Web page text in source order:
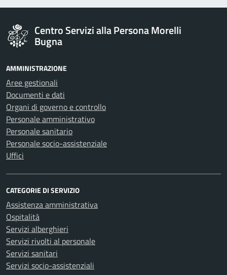
Centro Servizi alla Persona Morelli
Bugna
AMMINISTRAZIONE
Aree gestionali
Documenti e dati
Organi di governo e controllo
Personale amministrativo
Personale sanitario
Personale socio-assistenziale
Uffici
CATEGORIE DI SERVIZIO
Assistenza amministrativa
Ospitalità
Servizi alberghieri
Servizi rivolti al personale
Servizi sanitari
Servizi socio-assistenziali